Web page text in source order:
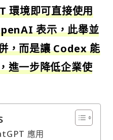
環境即可直接使用
表示，此舉並
，而是讓 Codex 能
進一步降低企業使
應用